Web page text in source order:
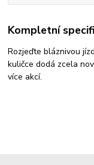
Kompletní
Rozjeďte bláznivou
kuličce dodá zcela
více akcí.